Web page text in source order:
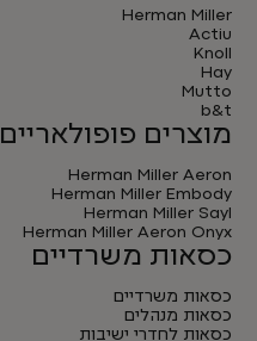
Herman Miller
Actiu
Knoll
Hay
Mutto
b&t
מוצרים פופולאריים
Herman Miller Aeron
Herman Miller Embody
Herman Miller Sayl
Herman Miller Aeron Onyx
כסאות משרדיים
כסאות משרדיים
כסאות מנהלים
כסאות לחדרי ישיבות